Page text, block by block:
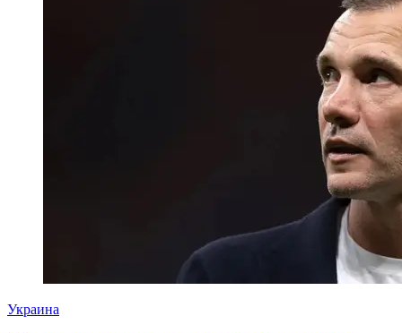
Украина